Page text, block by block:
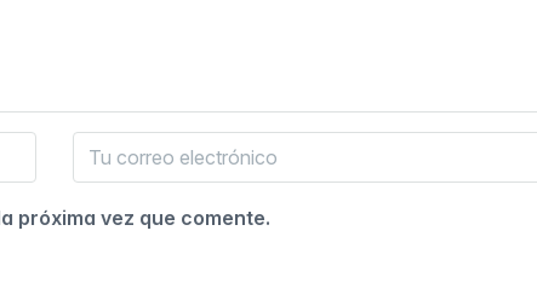
próxima vez que comente.